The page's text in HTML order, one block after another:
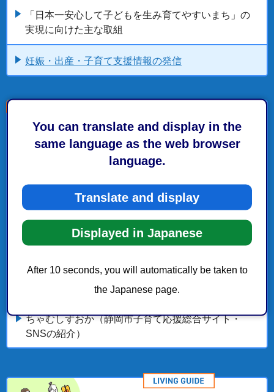
You can translate and display in the
same language as the web browser
language.
Translate and display
Displayed in Japanese
After 10 seconds, you will automatically be taken to
the Japanese page.
「日本一安心して子どもを生み育てやすいまち」の
実現に向けた主な取組
妊娠・出産・子育て支援情報の発信
こちらの記事も読まれています。
「日本一安心して子どもを生み育てやすいまち」の
実現に向けた主な取組
小児科・産婦人科オンライン相談（24時間受付・無
ちゃむしずおか（静岡市子育て応援総合サイト・
SNSの紹介）